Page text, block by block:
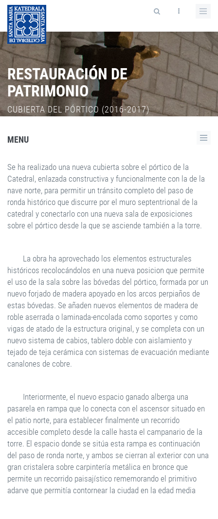
RESTAURACIÓN DE
PATRIMONIO
CUBIERTA DEL PÓRTICO (2016-2017)
MENU
Se ha realizado una nueva cubierta sobre el pórtico de la
Catedral, enlazada constructiva y funcionalmente con la de la
nave norte, para permitir un tránsito completo del paso de
ronda histórico que discurre por el muro septentrional de la
catedral y conectarlo con una nueva sala de exposiciones
sobre el pórtico desde la que se asciende también a la torre.
La obra ha aprovechado los elementos estructurales
históricos recolocándolos en una nueva posicion que permite
el uso de la sala sobre las bóvedas del pórtico, formada por un
nuevo forjado de madera apoyado en los arcos perpiaños de
estas bóvedas. Se añaden nuevos elementos de madera de
roble aserrada o laminada-encolada como soportes y como
vigas de atado de la estructura original, y se completa con un
nuevo sistema de cabios, tablero doble con aislamiento y
tejado de teja cerámica con sistemas de evacuación mediante
canalones de cobre.
Interiormente, el nuevo espacio ganado alberga una
pasarela en rampa que lo conecta con el ascensor situado en
el patio norte, para establecer finalmente un recorrido
accesible completo desde la calle hasta el campanario de la
torre. El espacio donde se sitúa esta rampa es continuación
del paso de ronda norte, y ambos se cierran al exterior con una
gran cristalera sobre carpintería metálica en bronce que
permite un recorrido paisajístico rememorando el primitivo
adarve que permitía contornear la ciudad en la edad media